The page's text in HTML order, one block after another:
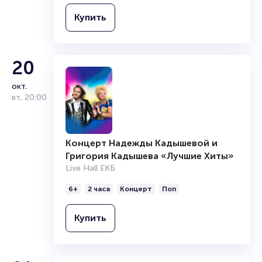
Купить
20
окт.
вт, 20:00
Концерт Надежды Кадышевой и
Григория Кадышева «Лучшие Хиты»
Live Hall ЕКБ
6+ 2 часа Концерт Поп
Купить